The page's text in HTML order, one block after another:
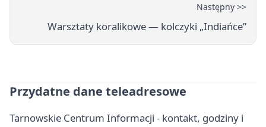
Następny >>
Warsztaty koralikowe — kolczyki „Indiańce”
Przydatne dane teleadresowe
Tarnowskie Centrum Informacji - kontakt, godziny i